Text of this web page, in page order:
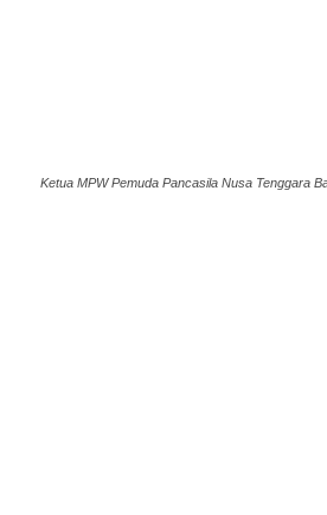
Ketua MPW Pemuda Pancasila Nusa Tenggara